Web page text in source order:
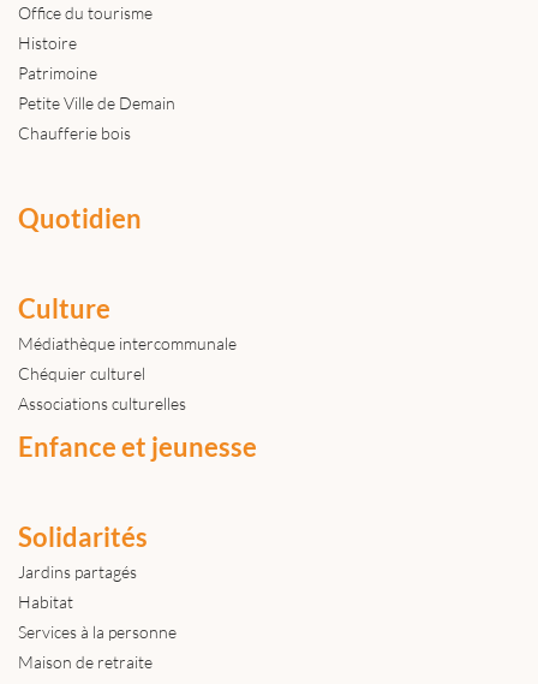
Office du tourisme
Histoire
Patrimoine
Petite Ville de Demain
Chaufferie bois
Quotidien
Culture
Médiathèque intercommunale
Chéquier culturel
Associations culturelles
Enfance et jeunesse
Solidarités
Jardins partagés
Habitat
Services à la personne
Maison de retraite